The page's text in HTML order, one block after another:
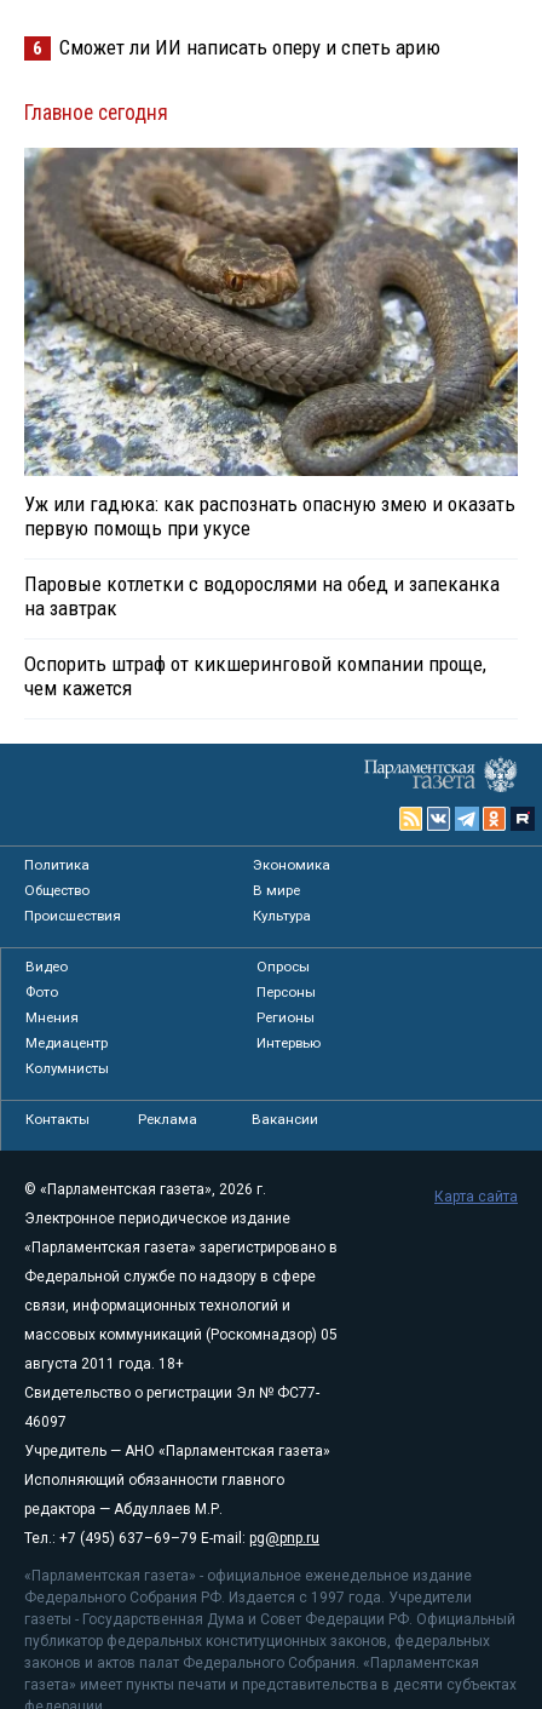
6 Сможет ли ИИ написать оперу и спеть арию
Главное сегодня
Уж или гадюка: как распознать опасную змею и оказать
первую помощь при укусе
Паровые котлетки с водорослями на обед и запеканка
на завтрак
Оспорить штраф от кикшеринговой компании проще,
чем кажется
Политика
Экономика
Общество
В мире
Происшествия
Культура
Видео
Опросы
Фото
Персоны
Мнения
Регионы
Медиацентр
Интервью
Колумнисты
Контакты Реклама Вакансии
© «Парламентская газета», 2026 г.
Электронное периодическое издание
«Парламентская газета» зарегистрировано в
Федеральной службе по надзору в сфере
связи, информационных технологий и
массовых коммуникаций (Роскомнадзор) 05
августа 2011 года. 18+
Свидетельство о регистрации Эл № ФС77-
46097
Учредитель — АНО «Парламентская газета»
Исполняющий обязанности главного
редактора — Абдуллаев М.Р.
Тел.: +7 (495) 637–69–79 E-mail: pg@pnp.ru
«Парламентская газета» - официальное еженедельное издание
Федерального Собрания РФ. Издается с 1997 года. Учредители
газеты - Государственная Дума и Совет Федерации РФ. Официальный
публикатор федеральных конституционных законов, федеральных
законов и актов палат Федерального Собрания. «Парламентская
газета» имеет пункты печати и представительства в десяти субъектах
Карта сайта